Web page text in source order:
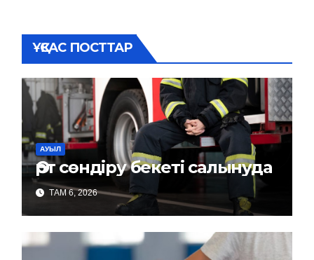
ҰҚСАС ПОСТТАР
АУЫЛ
Өрт сөндіру бекеті салынуда
ТАМ 6, 2026